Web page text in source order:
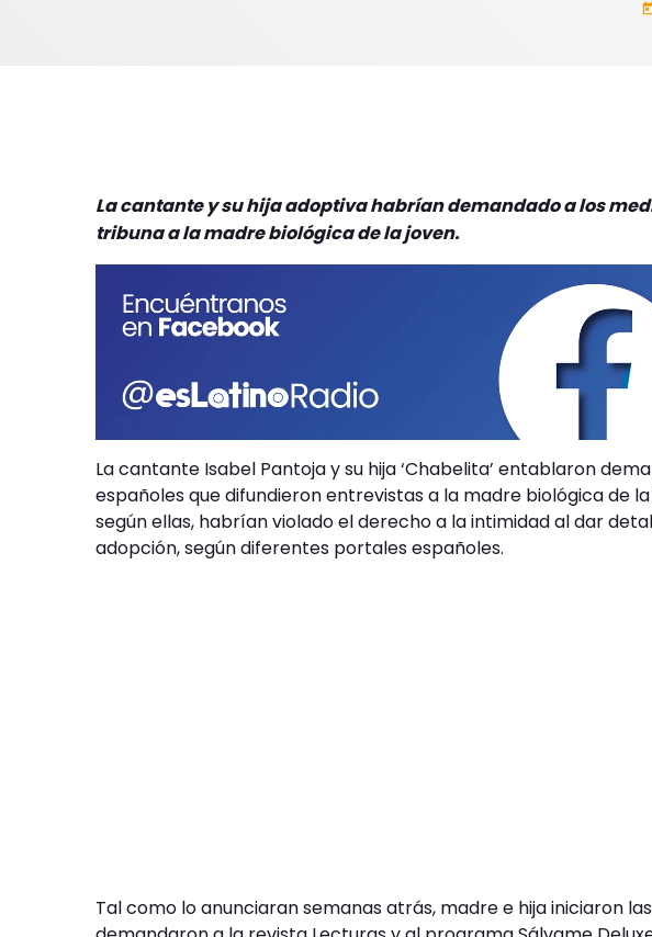
La cantante y su hija adoptiva habrían demandado a los
tribuna a la madre biológica de la joven.
La cantante Isabel Pantoja y su hija ‘Chabelita’ entablaron
españoles que difundieron entrevistas a la madre biológica de la
según ellas, habrían violado el derecho a la intimidad al dar
adopción, según diferentes portales españoles.
Tal como lo anunciaran semanas atrás, madre e hija iniciaron